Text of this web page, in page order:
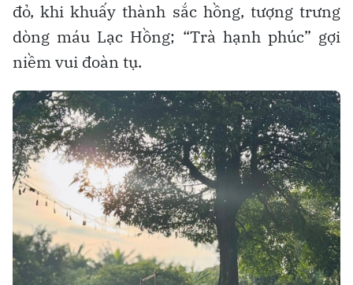
đỏ, khi khuấy thành sắc hồng, tượng trưng
dòng máu Lạc Hồng; “Trà hạnh phúc” gợi
niềm vui đoàn tụ.